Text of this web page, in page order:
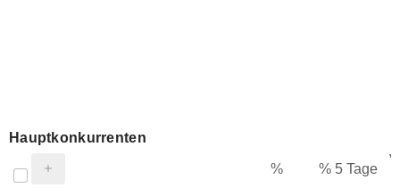
Hauptkonkurrenten
% % 5 Tage